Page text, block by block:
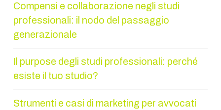
Compensi e collaborazione negli studi
professionali: il nodo del passaggio
generazionale
Il purpose degli studi professionali: perché
esiste il tuo studio?
Strumenti e casi di marketing per avvocati